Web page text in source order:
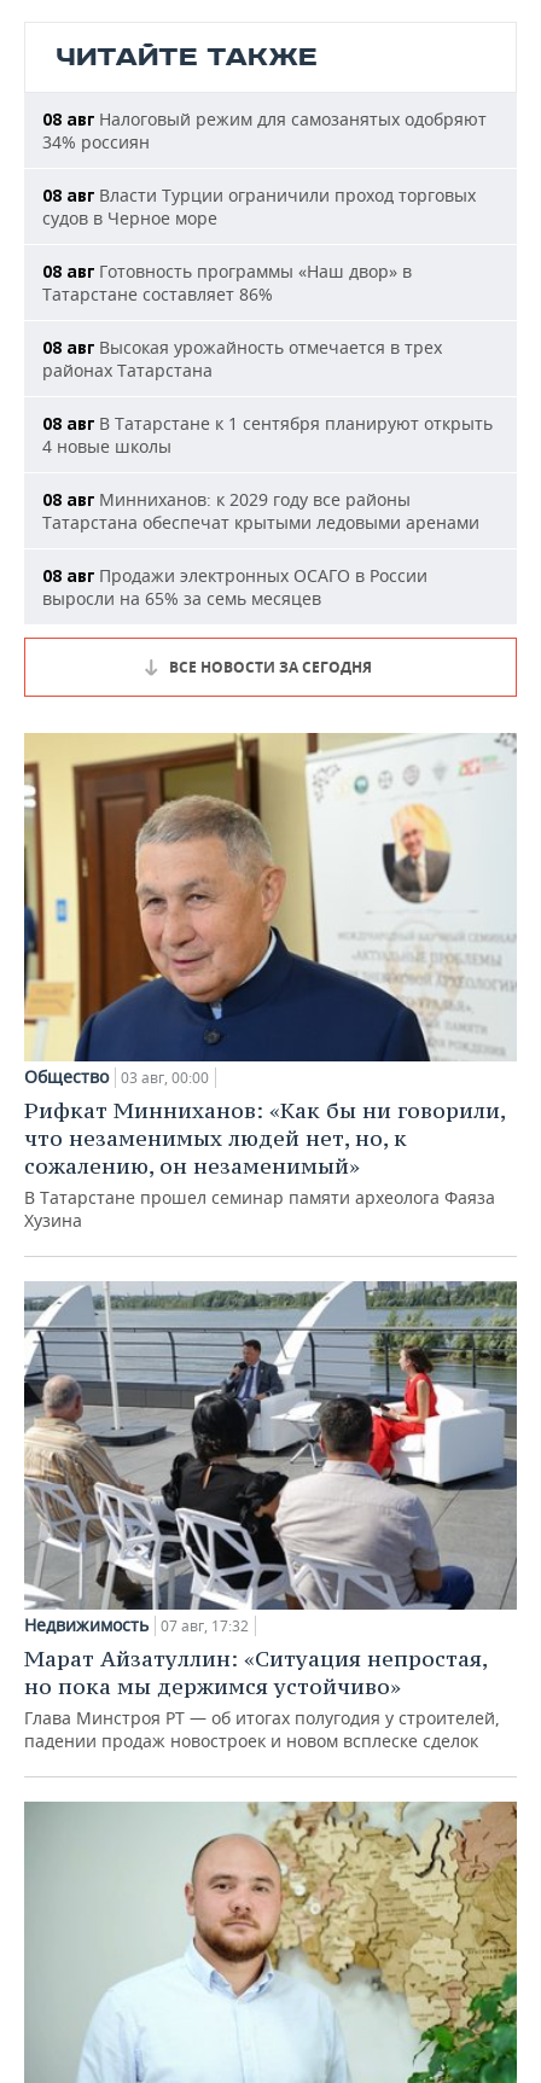
ЧИТАЙТЕ ТАКЖЕ
08 авг Налоговый режим для самозанятых одобряют
34% россиян
08 авг Власти Турции ограничили проход торговых
судов в Черное море
08 авг Готовность программы «Наш двор» в
Татарстане составляет 86%
08 авг Высокая урожайность отмечается в трех
районах Татарстана
08 авг В Татарстане к 1 сентября планируют открыть
4 новые школы
08 авг Минниханов: к 2029 году все районы
Татарстана обеспечат крытыми ледовыми аренами
08 авг Продажи электронных ОСАГО в России
выросли на 65% за семь месяцев
ВСЕ НОВОСТИ ЗА СЕГОДНЯ
Общество 03 авг, 00:00
Рифкат Минниханов: «Как бы ни говорили,
что незаменимых людей нет, но, к
сожалению, он незаменимый»
В Татарстане прошел семинар памяти археолога Фаяза
Хузина
Недвижимость 07 авг, 17:32
Марат Айзатуллин: «Ситуация непростая,
но пока мы держимся устойчиво»
Глава Минстроя РТ — об итогах полугодия у строителей,
падении продаж новостроек и новом всплеске сделок